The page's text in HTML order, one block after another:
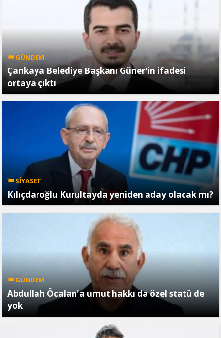
GÜNDEM
Çankaya Belediye Başkanı Güner'in ifadesi
ortaya çıktı
SİYASET
Kılıçdaroğlu Kurultayda yeniden aday olacak mı?
GÜNDEM
Abdullah Öcalan'a umut hakkı da özel statü de
yok